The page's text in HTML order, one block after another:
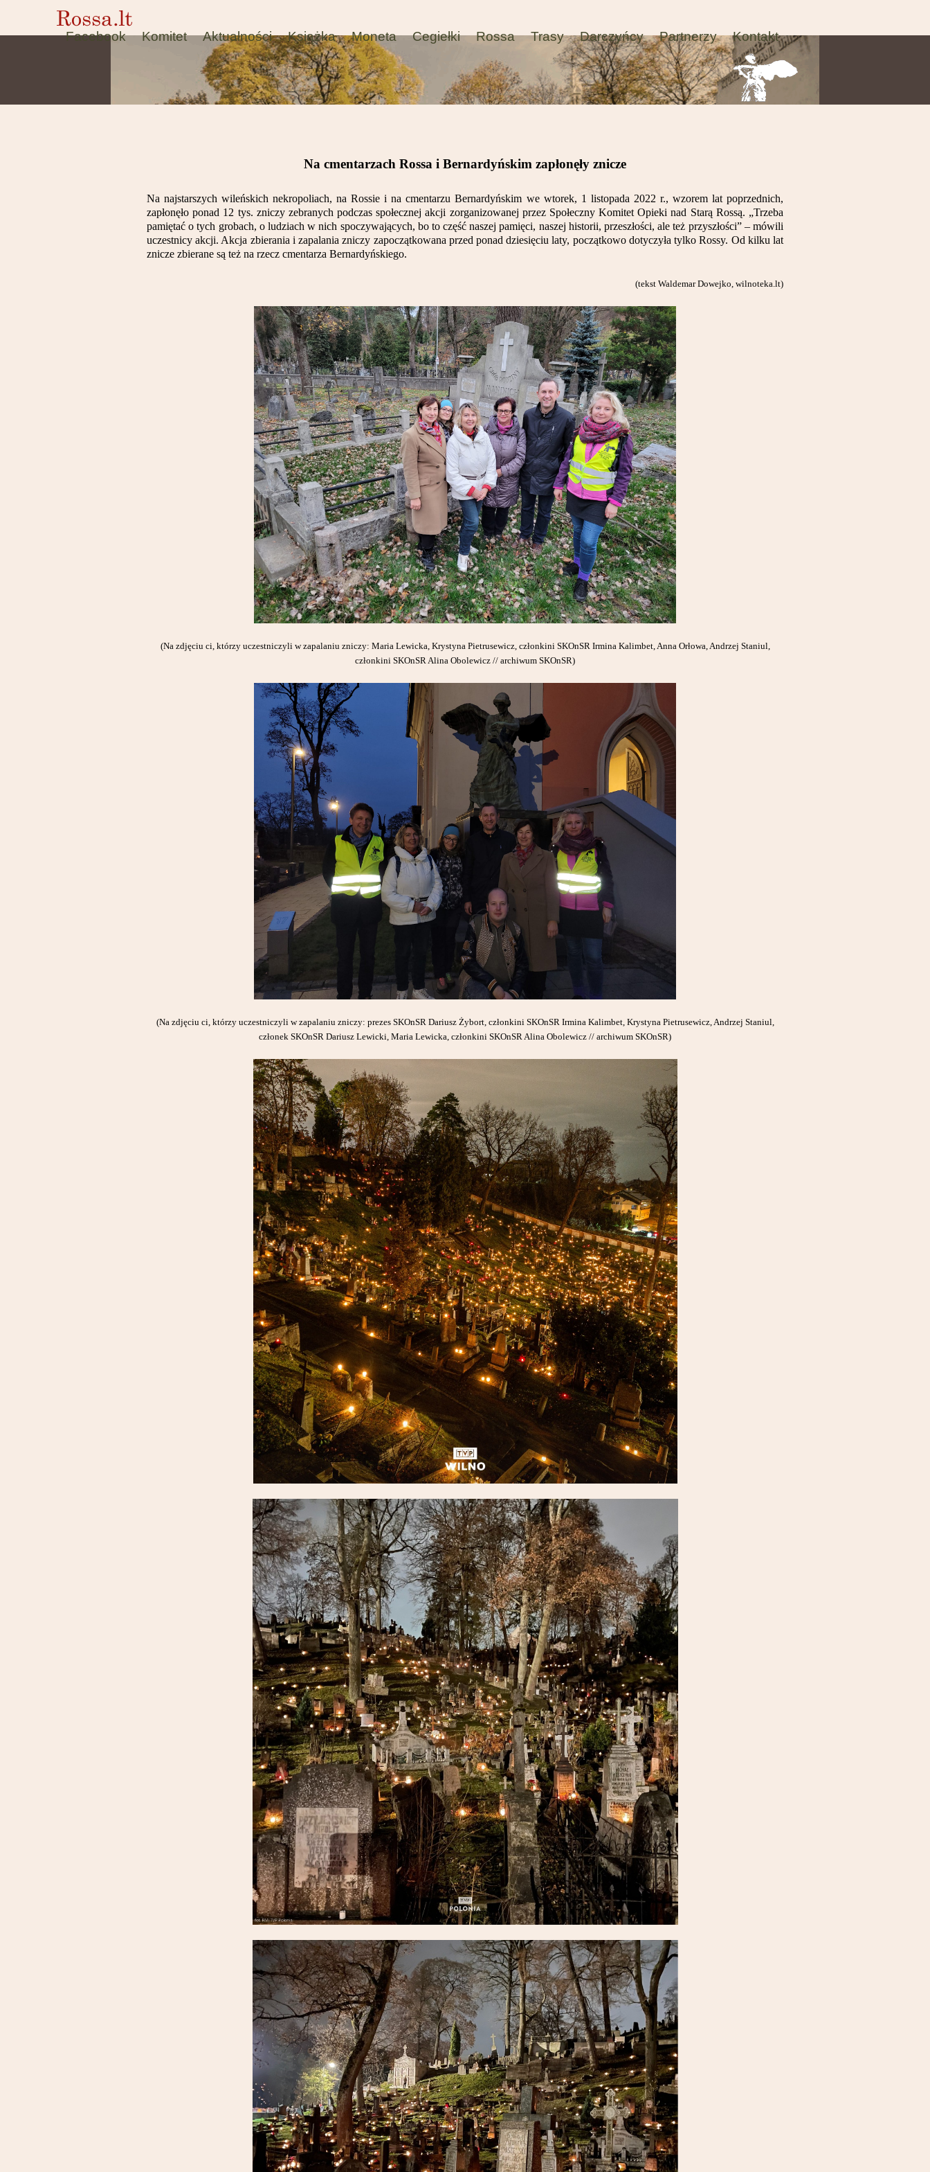
Facebook Komitet Aktualności Książka Moneta Cegiełki Rossa Trasy Darczyńcy Partnerzy Kontakt
Na cmentarzach Rossa i Bernardyńskim zapłonęły znicze
Na najstarszych wileńskich nekropoliach, na Rossie i na cmentarzu Bernardyńskim we wtorek, 1 listopada 2022 r., wzorem lat poprzednich,
zapłonęło ponad 12 tys. zniczy zebranych podczas społecznej akcji zorganizowanej przez Społeczny Komitet Opieki nad Starą Rossą. „Trzeba
pamiętać o tych grobach, o ludziach w nich spoczywających, bo to część naszej pamięci, naszej historii, przeszłości, ale też przyszłości” – mówili
uczestnicy akcji. Akcja zbierania i zapalania zniczy zapoczątkowana przed ponad dziesięciu laty, początkowo dotyczyła tylko Rossy. Od kilku lat
znicze zbierane są też na rzecz cmentarza Bernardyńskiego.
(tekst Waldemar Dowejko, wilnoteka.lt)
(Na zdjęciu ci, którzy uczestniczyli w zapalaniu zniczy: Maria Lewicka, Krystyna Pietrusewicz, członkini SKOnSR Irmina Kalimbet, Anna Orłowa, Andrzej Staniul,
członkini SKOnSR Alina Obolewicz // archiwum SKOnSR)
(Na zdjęciu ci, którzy uczestniczyli w zapalaniu zniczy: prezes SKOnSR Dariusz Żybort, członkini SKOnSR Irmina Kalimbet, Krystyna Pietrusewicz, Andrzej Staniul,
członek SKOnSR Dariusz Lewicki, Maria Lewicka, członkini SKOnSR Alina Obolewicz // archiwum SKOnSR)